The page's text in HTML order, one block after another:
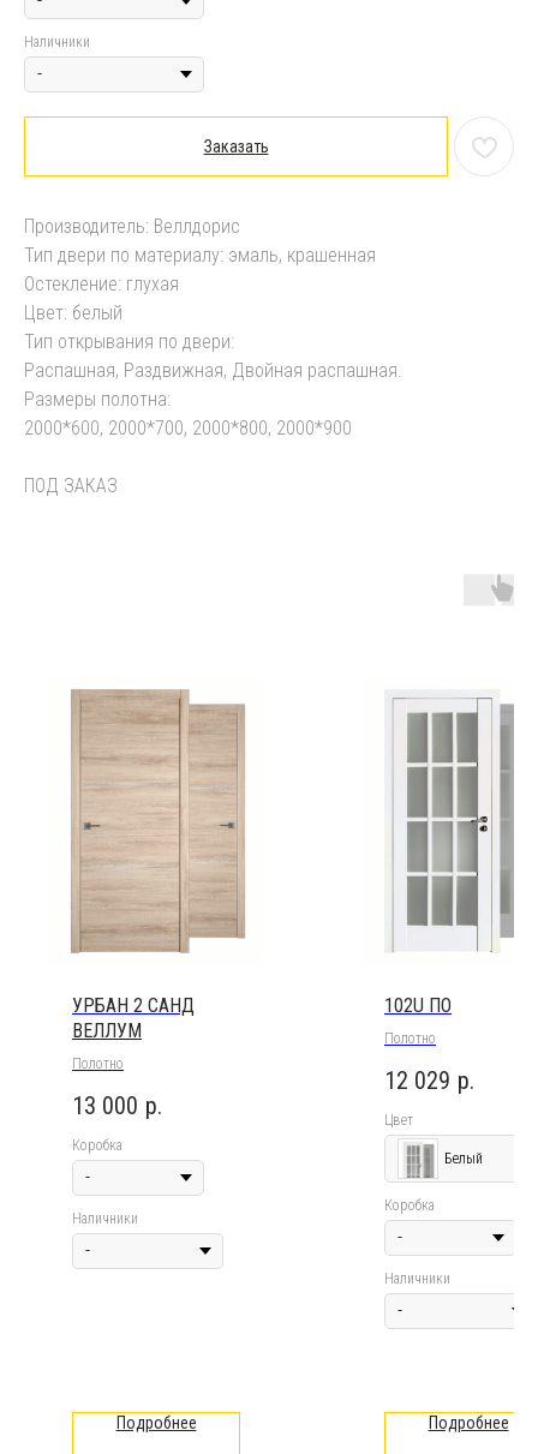
Наличники
Заказать
Производитель: Веллдорис
Тип двери по материалу: эмаль, крашенная
Остекление: глухая
Цвет: белый
Тип открывания по двери:
Распашная, Раздвижная, Двойная распашная.
Размеры полотна:
2000*600, 2000*700, 2000*800, 2000*900
ПОД ЗАКАЗ
УРБАН 2 САНД
ВЕЛЛУМ
Полотно
13 000 р.
Коробка
Наличники
Подробнее
102U ПО
Полотно
12 029 р.
Цвет
Белый
Коробка
Наличники
Подробнее